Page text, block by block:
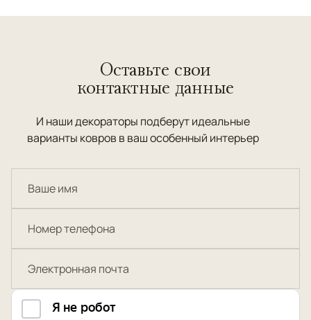
Оставьте свои
контактные данные
И наши декораторы подберут идеальные
варианты ковров в ваш особенный интерьер